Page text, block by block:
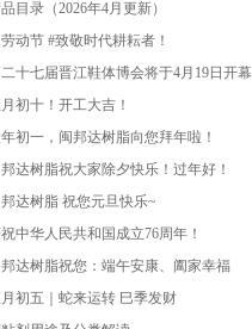
目录（2026年4月更新）
动节 #致敬时代耕耘者！
十七届晋江鞋体博会将于4月19日开幕
初十！开工大吉！
初一，闽邦达树脂向您拜年啦！
达树脂祝大家除夕快乐！过年好！
达树脂 祝您元旦快乐~
中华人民共和国成立76周年！
达树脂祝您：端午安康、阖家幸福
初五｜蛇来运转 巳季发财